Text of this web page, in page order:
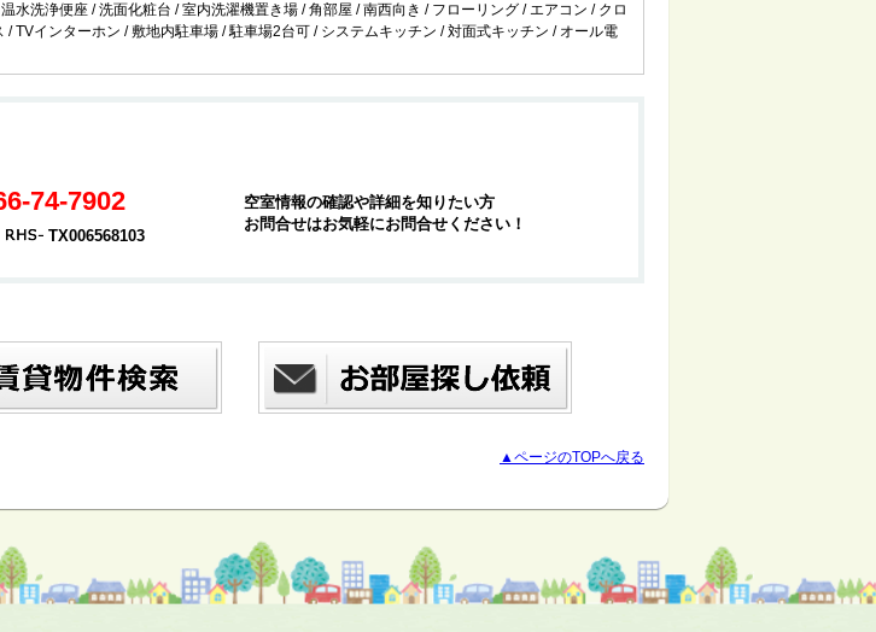
水洗浄便座 / 洗面化粧台 / 室内洗濯機置き場 / 角部屋 / 南西向き / フローリング / エアコン / クロ
TVインターホン / 敷地内駐車場 / 駐車場2台可 / システムキッチン / 対面式キッチン / オール電
74-7902
TX006568103
空室情報の確認や詳細を知りたい方
お問合せはお気軽にお問合せください！
▲ページのTOPへ戻る